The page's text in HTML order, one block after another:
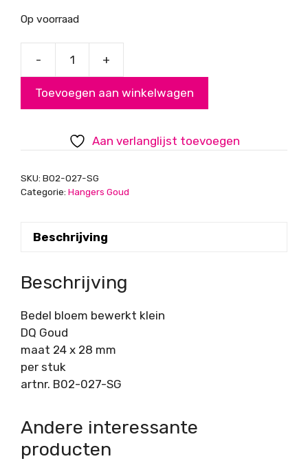
Op voorraad
-
bewerkt
DQ
Goud
+
Toevoegen aan winkelwagen
Aan verlanglijst toevoegen
SKU: B02-027-SG
Categorie: Hangers Goud
Beschrijving
Beschrijving
Bedel bloem bewerkt klein
DQ Goud
maat 24 x 28 mm
per stuk
artnr. B02-027-SG
Andere interessante
producten